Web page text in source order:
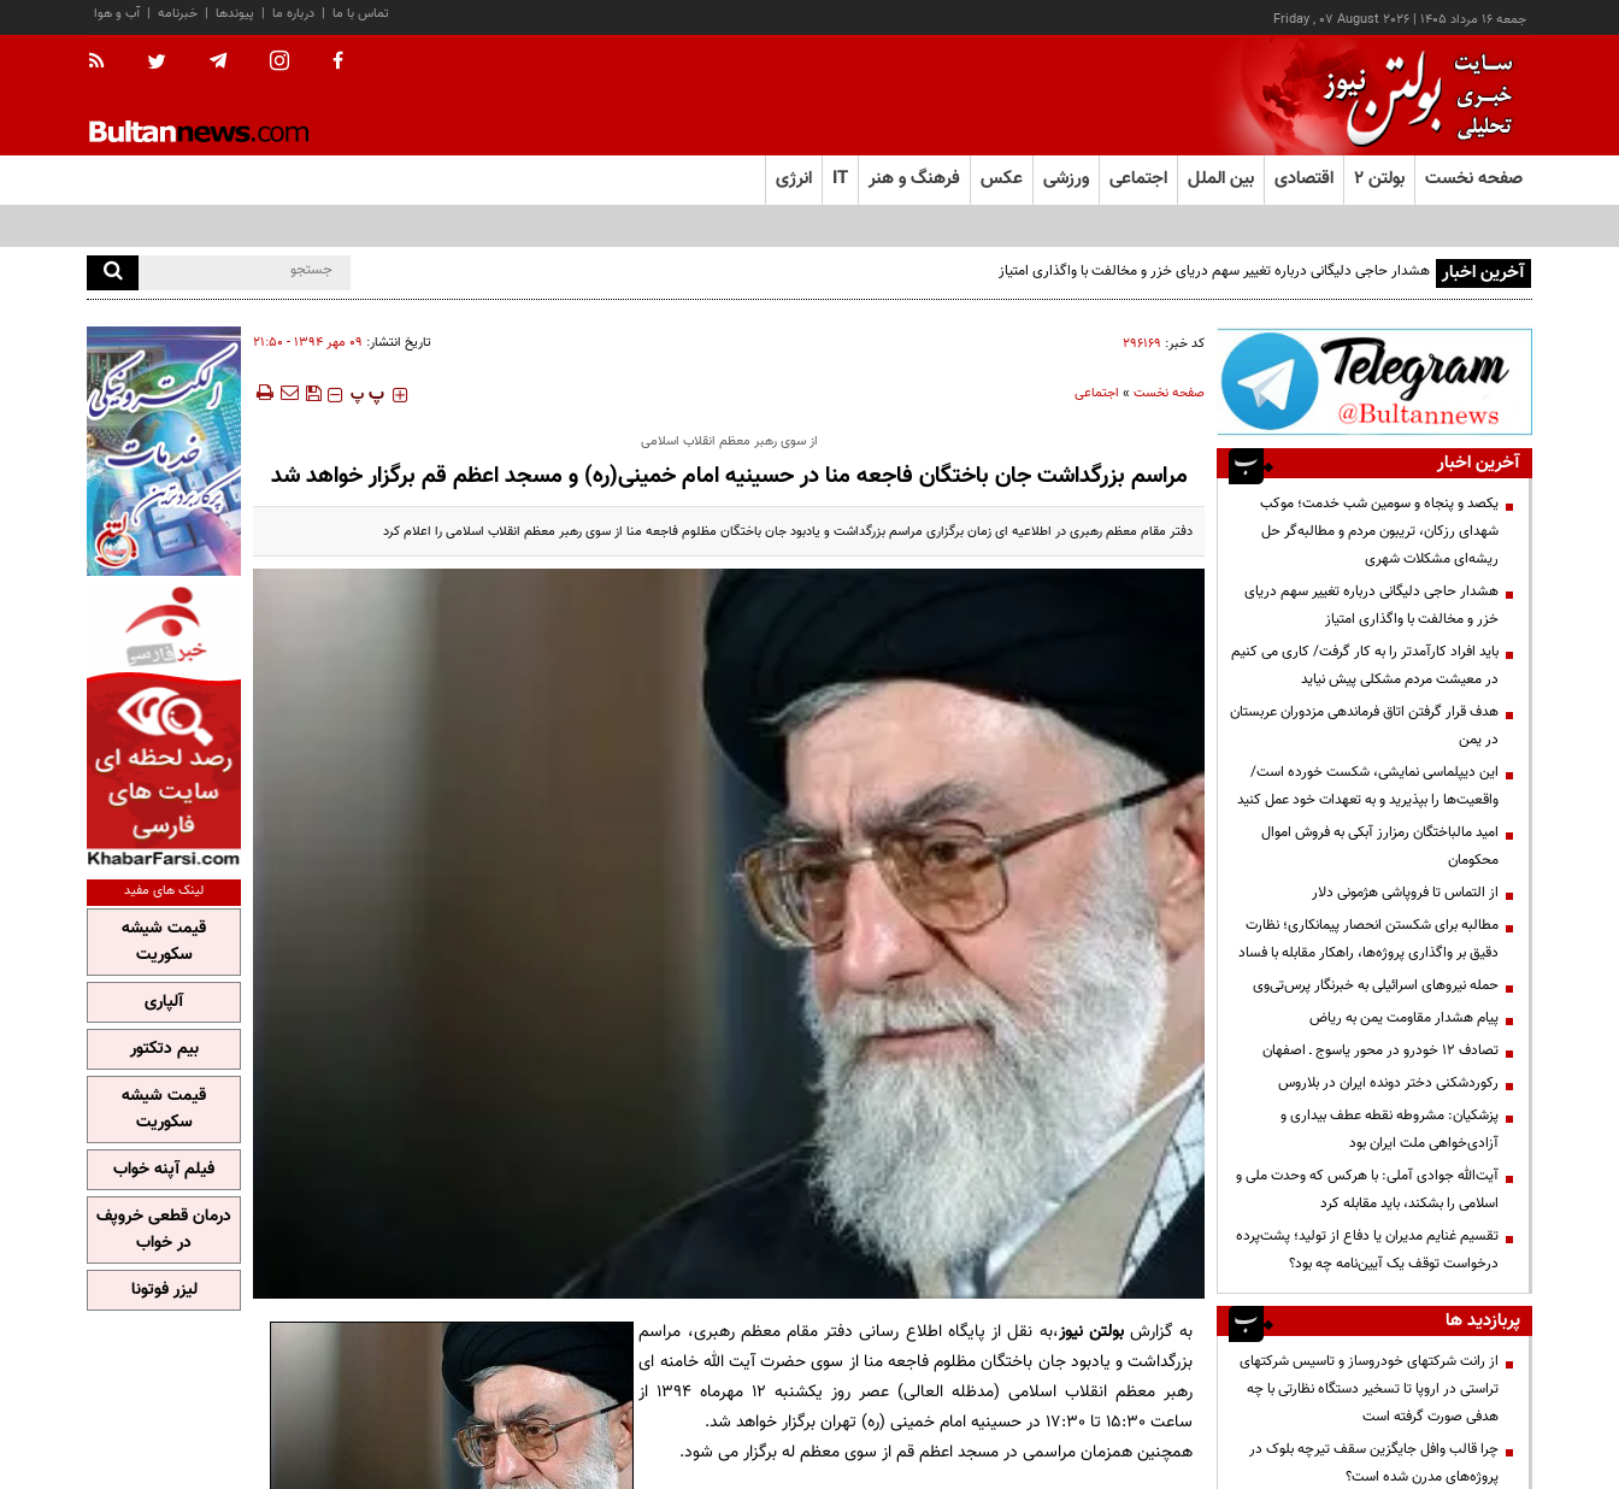
جمعه ۱۶ مرداد ۱۴۰۵ |
Friday , 07 August 2026 آب و هوا | خبرنامه | پیوندها | درباره ما | تماس با ما
صفحه نخست بولتن ۲ اقتصادی بین الملل اجتماعی ورزشی عکس فرهنگ و هنر IT انرژی
آخرین اخبار
کد خبر: ۲۹۶۱۶۹ تاریخ انتشار: ۰۹ مهر ۱۳۹۴ - ۲۱:۵۰
صفحه نخست» اجتماعی ‍‍‍ پ پ
از سوی رهبر معظم انقلاب اسلامی
مراسم بزرگداشت جان باختگان فاجعه منا در حسینیه امام خمینی(ره) و مسجد اعظم قم برگزار خواهد شد
دفتر مقام معظم رهبری در اطلاعیه ای زمان برگزاری مراسم بزرگداشت و یادبود جان باختگان مظلوم فاجعه منا از سوی رهبر معظم انقلاب اسلامی را اعلام کرد
به گزارشبولتن نیوز،به نقل از پایگاه اطلاع رسانی دفتر مقام معظم رهبری، مراسم
بزرگداشت و یادبود جان باختگان مظلوم فاجعه منا از سوی حضرت آیت الله خامنه ای
رهبر معظم انقلاب اسلامی (مدظله العالی) عصر روز یکشنبه 12 مهرماه 1394 از
ساعت 15:30 تا 17:30 در حسینیه امام خمینی (ره) تهران برگزار خواهد شد.
همچنین همزمان مراسمی در مسجد اعظم قم از سوی معظم له برگزار می شود.
آخرین اخبار
یکصد و پنجاه و سومین شب خدمت؛ موکب
شهدای رزکان، تریبون مردم و مطالبه‌گر حل
ریشه‌ای مشکلات شهری
هشدار حاجی دلیگانی درباره تغییر سهم دریای
خزر و مخالفت با واگذاری امتیاز
باید افراد کارآمدتر را به کار گرفت/ کاری می کنیم
در معیشت مردم مشکلی پیش نیاید
هدف قرار گرفتن اتاق‌ فرماندهی مزدوران عربستان
در یمن
این دیپلماسی نمایشی، شکست خورده است/
واقعیت‌ها را بپذیرید و به تعهدات خود عمل کنید
امید مالباختگان رمزارز آبکی به فروش اموال
محکومان
از التماس تا فروپاشی هژمونی دلار
مطالبه برای شکستن انحصار پیمانکاری؛ نظارت
دقیق بر واگذاری پروژه‌ها، راهکار مقابله با فساد
حمله نیروهای اسرائیلی به خبرنگار پرس‌تی‌وی
پیام هشدار مقاومت یمن به ریاض
تصادف ۱۲ خودرو در محور یاسوج ـ اصفهان
رکوردشکنی دختر دونده ایران در بلاروس
پزشکیان: مشروطه نقطه عطف بیداری و
آزادی‌خواهی ملت ایران بود
آیت‌الله جوادی آملی: با هرکس که وحدت ملی و
اسلامی را بشکند، باید مقابله کرد
تقسیم غنایم مدیران یا دفاع از تولید؛ پشت‌پرده
درخواست توقف یک آیین‌نامه چه بود؟
پربازدید ها
از رانت‌ شرکتهای خودروساز و تاسیس شرکتهای
تراستی در اروپا تا تسخیر دستگاه نظارتی با چه
هدفی صورت گرفته است
چرا قالب وافل جایگزین سقف تیرچه بلوک در
پروژه‌های مدرن شده است؟
لینک های مفید
قیمت شیشه
سکوریت
آلپاری
بیم دتکتور
قیمت شیشه
سکوریت
فیلم آپنه خواب
درمان قطعی خروپف
در خواب
لیزر فوتونا